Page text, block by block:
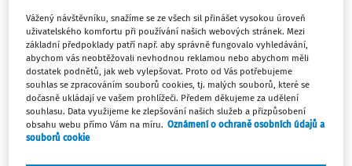
Remembrance“. Cílem je uvést autorskou inscenaci
mladé generace studentů, která tematicky vychází ze
skutečných příběhů pamětníků zaznamenaných
dokumentaristy Post Bellum, a propojit studenty s již
integrovanými profesionálními umělci.
Premiéra letošní inscenac
Vážený návštěvníku, snažíme se ze všech sil přinášet vysokou úroveň
uživatelského komfortu při používání našich webových stránek. Mezi
základní předpoklady patří např. aby správně fungovalo vyhledávání,
abychom vás neobtěžovali nevhodnou reklamou nebo abychom měli
dostatek podnětů, jak web vylepšovat. Proto od Vás potřebujeme
souhlas se zpracováním souborů cookies, tj. malých souborů, které se
dočasně ukládají ve vašem prohlížeči. Předem děkujeme za udělení
souhlasu. Data využijeme ke zlepšování našich služeb a přizpůsobení
obsahu webu přímo Vám na míru. Oznámení o ochraně osobních údajů a
souborů cookie